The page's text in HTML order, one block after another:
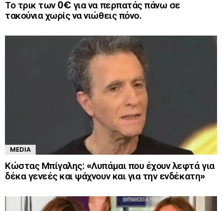
Το τρικ των 0€ για να περπατάς πάνω σε
τακούνια χωρίς να νιώθεις πόνο.
MEDIA
Κώστας Μπίγαλης: «Λυπάμαι που έχουν λεφτά για
δέκα γενεές και ψάχνουν και για την ενδέκατη»